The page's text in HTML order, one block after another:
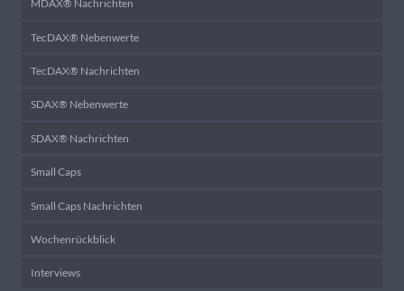
MDAX® Nachrichten
TecDAX® Nebenwerte
TecDAX® Nachrichten
SDAX® Nebenwerte
SDAX® Nachrichten
Small Caps
Small Caps Nachrichten
Wochenrückblick
Interviews